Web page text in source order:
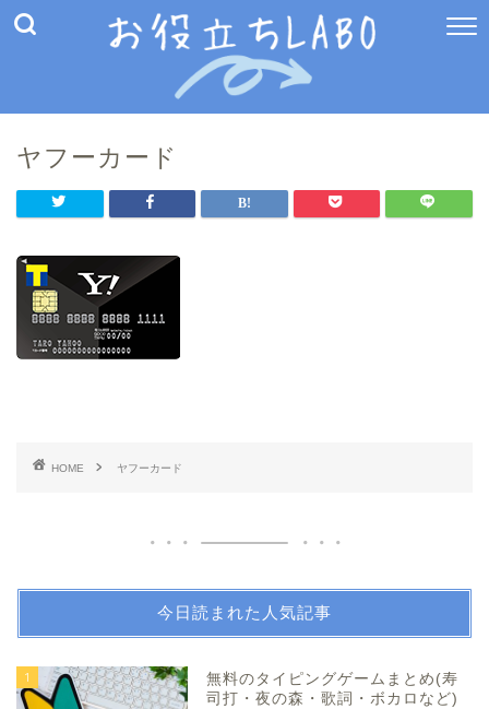
ヤフーカード
HOME ヤフーカード
今日読まれた人気記事
1
無料のタイピングゲームまとめ(寿
司打・夜の森・歌詞・ボカロなど)